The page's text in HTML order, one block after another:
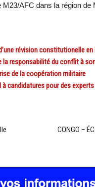
AFC dans la région de
révision constitutionelle en
la responsabilité du conflit à
de la coopération militaire
à candidatures pour des
CONGO –